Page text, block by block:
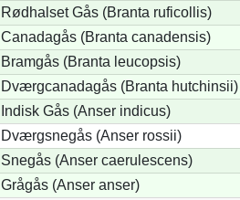
Rødhalset Gås (Branta ruficollis)
Canadagås (Branta canadensis)
Bramgås (Branta leucopsis)
Dværgcanadagås (Branta hutchinsii)
Indisk Gås (Anser indicus)
Dværgsnegås (Anser rossii)
Snegås (Anser caerulescens)
Grågås (Anser anser)